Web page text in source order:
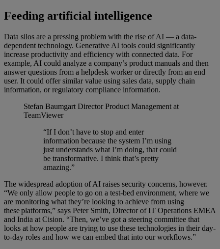
Feeding artificial intelligence
Data silos are a pressing problem with the rise of AI — a data-
dependent technology. Generative AI tools could significantly
increase productivity and efficiency with connected data. For
example, AI could analyze a company’s product manuals and then
answer questions from a helpdesk worker or directly from an end
user. It could offer similar value using sales data, supply chain
information, or regulatory compliance information.
Stefan Baumgart Director Product Management at
TeamViewer
“If I don’t have to stop and enter
information because the system I’m using
just understands what I’m doing, that could
be transformative. I think that’s pretty
amazing.”
The widespread adoption of AI raises security concerns, however.
“We only allow people to go on a test-bed environment, where we
are monitoring what they’re looking to achieve from using
these platforms,” says Peter Smith, Director of IT Operations EMEA
and India at Cision. “Then, we’ve got a steering committee that
looks at how people are trying to use these technologies in their day-
to-day roles and how we can embed that into our workflows.”